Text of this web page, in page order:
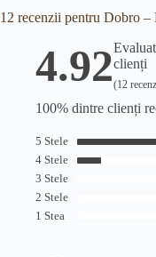
12 recenzii pentru Dobro –
4.92clienți
(12
100% dintre clienți
5 Stele
4 Stele
3 Stele
2 Stele
1 Stea